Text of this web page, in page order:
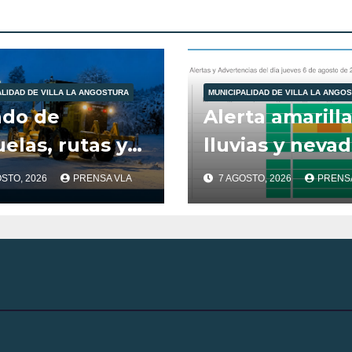
DE VILLA LA ANGOSTURA
de
rutas y
de los
2026 PRENSA VLA
MUNICIPALIDAD DE VILLA LA
Alerta
lluvias y
para Villa La
Angostura.
7 AGOSTO, 2026